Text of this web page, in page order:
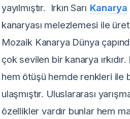
yayılmıştır. Irkın Sarı Kanarya
kanaryası melezlemesi ile
Mozaik Kanarya Dünya
çok sevilen bir kanarya
hem ötüşü hemde renkleri ile
ulaşmıştır. Uluslararası
özellikler vardır bunlar hem